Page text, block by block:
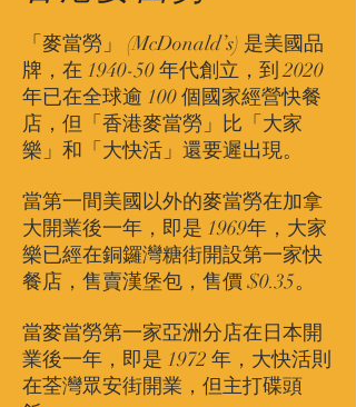
「麥當勞」 (McDonald’s) 是美國品
牌，在 1940-50 年代創立，到 2020
年已在全球逾 100 個國家經營快餐
店，但「香港麥當勞」比「大家
樂」和「大快活」還要遲出現。
當第一間美國以外的麥當勞在加拿
大開業後一年，即是 1969年，大家
樂已經在銅鑼灣糖街開設第一家快
餐店，售賣漢堡包，售價 $0.35。
當麥當勞第一家亞洲分店在日本開
業後一年，即是 1972 年，大快活則
在荃灣眾安街開業，但主打碟頭